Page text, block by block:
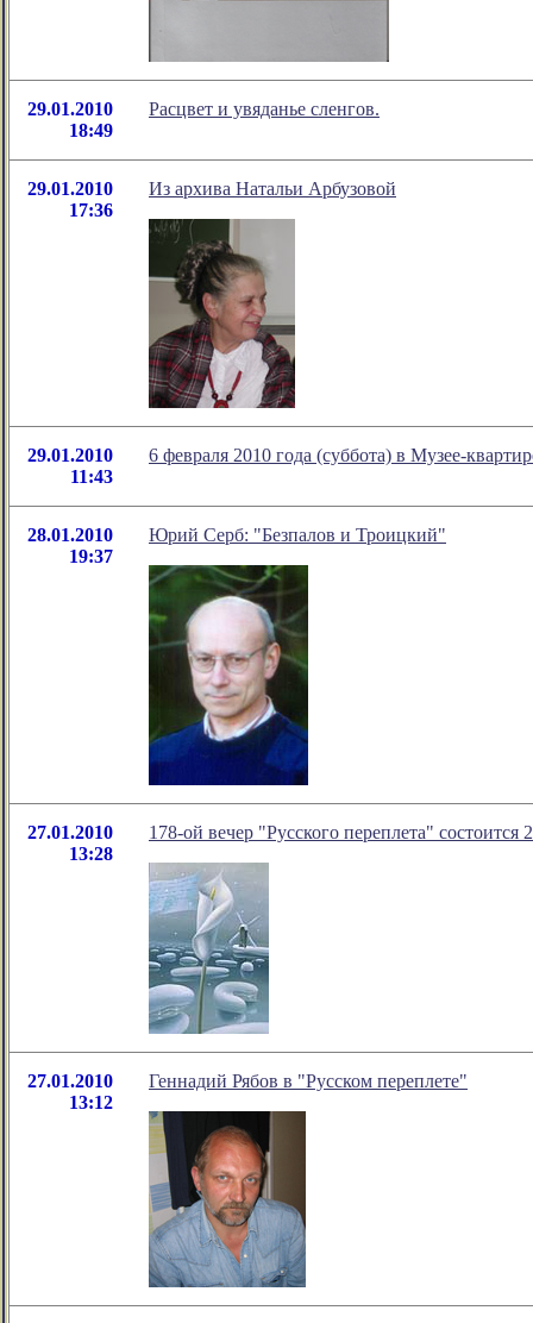
29.01.2010
18:49
Расцвет и увяданье сленгов.
29.01.2010
17:36
Из архива Натальи Арбузовой
29.01.2010
11:43
6 февраля 2010 года (суббота) в Музее-
28.01.2010
19:37
Юрий Серб: "Безпалов и Троицкий"
27.01.2010
13:28
178-ой вечер "Русского переплета" состоится
27.01.2010
13:12
Геннадий Рябов в "Русском переплете"